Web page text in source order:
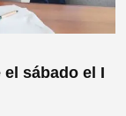
sábado el I